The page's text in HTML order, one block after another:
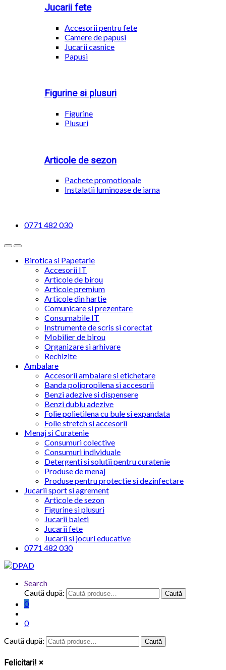
Jucarii fete
Accesorii pentru fete
Camere de papusi
Jucarii casnice
Papusi
Figurine si plusuri
Figurine
Plusuri
Articole de sezon
Pachete promotionale
Instalatii luminoase de iarna
0771 482 030
Birotica si Papetarie
Accesorii IT
Articole de birou
Articole premium
Articole din hartie
Comunicare si prezentare
Consumabile IT
Instrumente de scris si corectat
Mobilier de birou
Organizare si arhivare
Rechizite
Ambalare
Accesorii ambalare si etichetare
Banda polipropilena si accesorii
Benzi adezive si dispensere
Benzi dublu adezive
Folie polietilena cu bule si expandata
Folie stretch si accesorii
Menaj si Curatenie
Consumuri colective
Consumuri individuale
Detergenti si solutii pentru curatenie
Produse de menaj
Produse pentru protectie si dezinfectare
Jucarii sport si agrement
Articole de sezon
Figurine si plusuri
Jucarii baieti
Jucarii fete
Jucarii si jocuri educative
0771 482 030
Search
Caută după:
Caută
0
0
Caută după:
Caută
Felicitari! ×